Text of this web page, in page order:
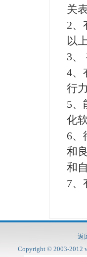
关
2、
以
3、
4、
行
5、
化
6、
和
和
7、
返
Copyright © 2003-2012